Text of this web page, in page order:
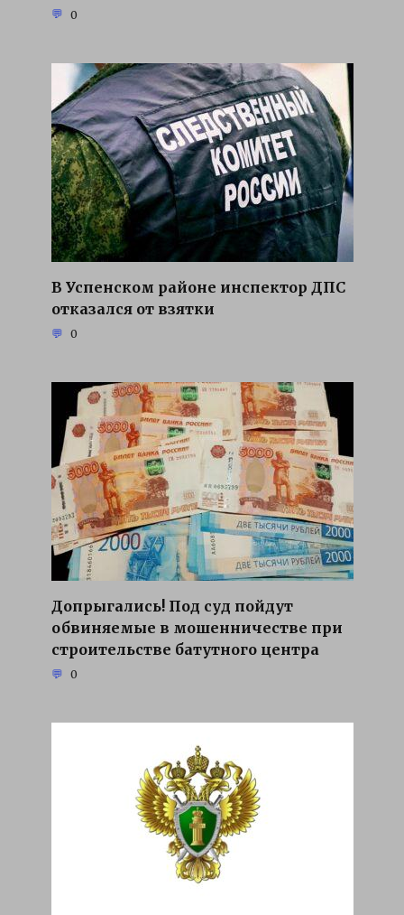
0
В Успенском районе инспектор ДПС
отказался от взятки
0
Допрыгались! Под суд пойдут
обвиняемые в мошенничестве при
строительстве батутного центра
0